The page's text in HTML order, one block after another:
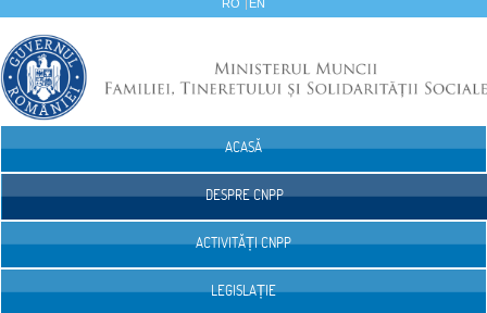
RO EN
ACASĂ
DESPRE CNPP
ACTIVITĂȚI CNPP
LEGISLAȚIE